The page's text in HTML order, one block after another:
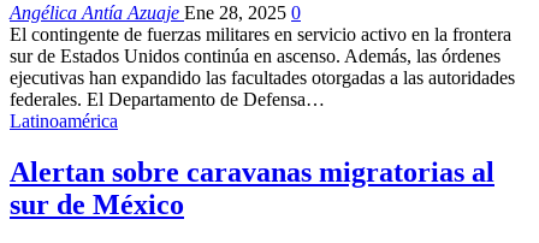
Angélica Antía Azuaje Ene 28, 2025 0
El contingente de fuerzas militares en servicio activo en la frontera
sur de Estados Unidos continúa en ascenso. Además, las órdenes
ejecutivas han expandido las facultades otorgadas a las autoridades
federales. El Departamento de Defensa…
Latinoamérica
Alertan sobre caravanas migratorias al
sur de México